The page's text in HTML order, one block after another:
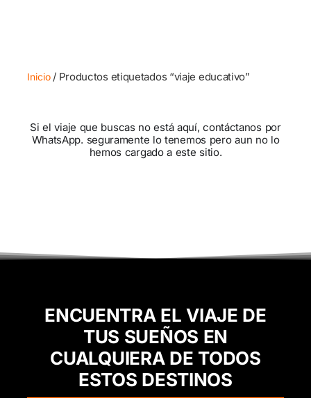
Inicio/ Productos etiquetados “viaje educativo”
Si el viaje que buscas no está aquí, contáctanos por
WhatsApp. seguramente lo tenemos pero aun no lo
hemos cargado a este sitio.
ENCUENTRA EL VIAJE DE
TUS SUEÑOS EN
CUALQUIERA DE TODOS
ESTOS DESTINOS